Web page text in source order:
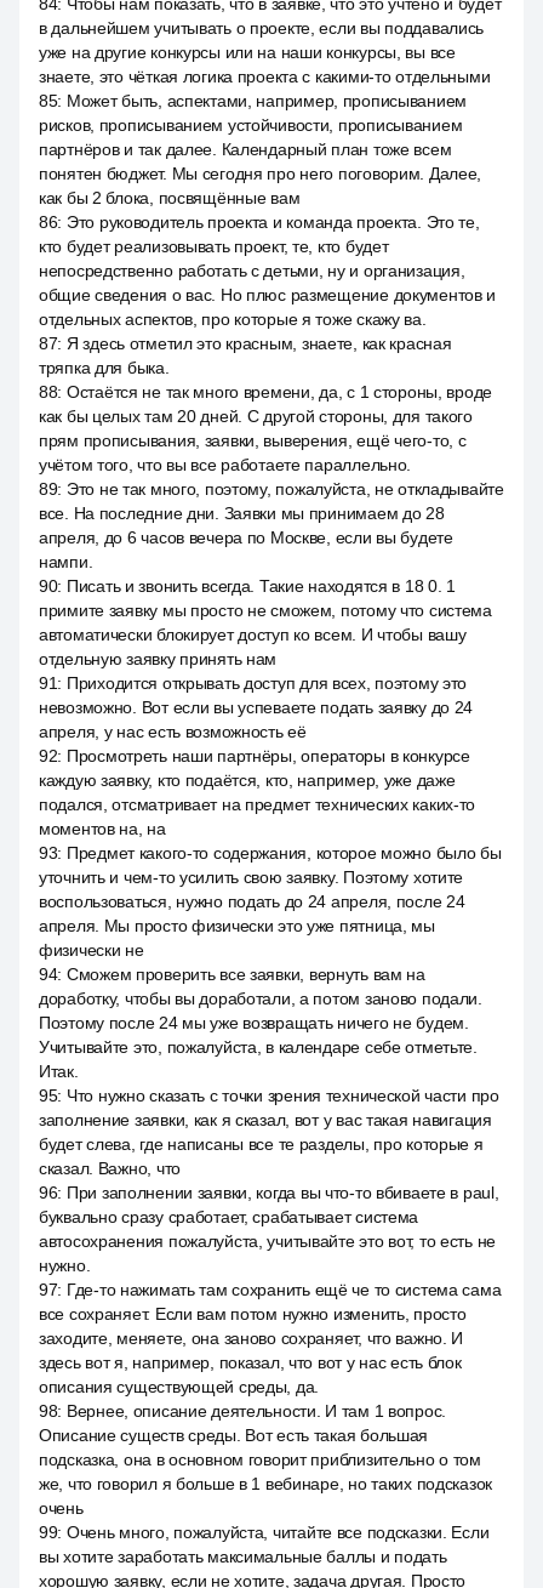
в дальнейшем учитывать о проекте, если вы поддавались
уже на другие конкурсы или на наши конкурсы, вы все
знаете, это чёткая логика проекта с какими-то отдельными
85: Может быть, аспектами, например, прописыванием
рисков, прописыванием устойчивости, прописыванием
партнёров и так далее. Календарный план тоже всем
понятен бюджет. Мы сегодня про него поговорим. Далее,
как бы 2 блока, посвящённые вам
86: Это руководитель проекта и команда проекта. Это те,
кто будет реализовывать проект, те, кто будет
непосредственно работать с детьми, ну и организация,
общие сведения о вас. Но плюс размещение документов и
отдельных аспектов, про которые я тоже скажу ва.
87: Я здесь отметил это красным, знаете, как красная
тряпка для быка.
88: Остаётся не так много времени, да, с 1 стороны, вроде
как бы целых там 20 дней. С другой стороны, для такого
прям прописывания, заявки, выверения, ещё чего-то, с
учётом того, что вы все работаете параллельно.
89: Это не так много, поэтому, пожалуйста, не откладывайте
все. На последние дни. Заявки мы принимаем до 28
апреля, до 6 часов вечера по Москве, если вы будете
нампи.
90: Писать и звонить всегда. Такие находятся в 18 0. 1
примите заявку мы просто не сможем, потому что система
автоматически блокирует доступ ко всем. И чтобы вашу
отдельную заявку принять нам
91: Приходится открывать доступ для всех, поэтому это
невозможно. Вот если вы успеваете подать заявку до 24
апреля, у нас есть возможность её
92: Просмотреть наши партнёры, операторы в конкурсе
каждую заявку, кто подаётся, кто, например, уже даже
подался, отсматривает на предмет технических каких-то
моментов на, на
93: Предмет какого-то содержания, которое можно было бы
уточнить и чем-то усилить свою заявку. Поэтому хотите
воспользоваться, нужно подать до 24 апреля, после 24
апреля. Мы просто физически это уже пятница, мы
физически не
94: Сможем проверить все заявки, вернуть вам на
доработку, чтобы вы доработали, а потом заново подали.
Поэтому после 24 мы уже возвращать ничего не будем.
Учитывайте это, пожалуйста, в календаре себе отметьте.
Итак.
95: Что нужно сказать с точки зрения технической части про
заполнение заявки, как я сказал, вот у вас такая навигация
будет слева, где написаны все те разделы, про которые я
сказал. Важно, что
96: При заполнении заявки, когда вы что-то вбиваете в paul,
буквально сразу сработает, срабатывает система
автосохранения пожалуйста, учитывайте это вот, то есть не
нужно.
97: Где-то нажимать там сохранить ещё че то система сама
все сохраняет. Если вам потом нужно изменить, просто
заходите, меняете, она заново сохраняет, что важно. И
здесь вот я, например, показал, что вот у нас есть блок
описания существующей среды, да.
98: Вернее, описание деятельности. И там 1 вопрос.
Описание существ среды. Вот есть такая большая
подсказка, она в основном говорит приблизительно о том
же, что говорил я больше в 1 вебинаре, но таких подсказок
очень
99: Очень много, пожалуйста, читайте все подсказки. Если
вы хотите заработать максимальные баллы и подать
хорошую заявку, если не хотите, задача другая. Просто